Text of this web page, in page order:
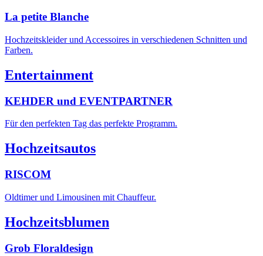
La petite Blanche
Hochzeitskleider und Accessoires in verschiedenen Schnitten und
Farben.
Entertainment
KEHDER und EVENTPARTNER
Für den perfekten Tag das perfekte Programm.
Hochzeitsautos
RISCOM
Oldtimer und Limousinen mit Chauffeur.
Hochzeitsblumen
Grob Floraldesign